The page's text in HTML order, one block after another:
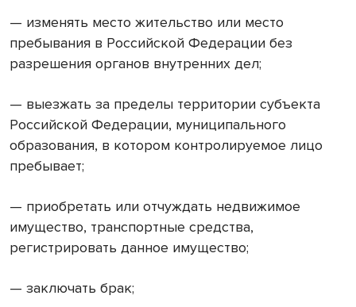
— изменять место жительство или место
пребывания в Российской Федерации без
разрешения органов внутренних дел;
— выезжать за пределы территории субъекта
Российской Федерации, муниципального
образования, в котором контролируемое лицо
пребывает;
— приобретать или отчуждать недвижимое
имущество, транспортные средства,
регистрировать данное имущество;
— заключать брак;